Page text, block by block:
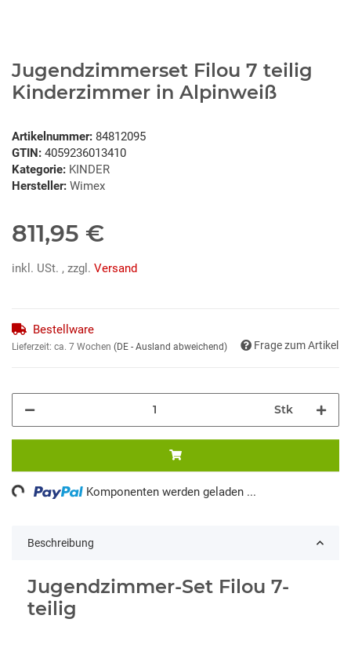
Jugendzimmerset Filou 7 teilig
Kinderzimmer in Alpinweiß
Artikelnummer: 84812095
GTIN: 4059236013410
Kategorie: KINDER
Hersteller: Wimex
811,95 €
inkl. USt. , zzgl. Versand
Bestellware
Lieferzeit: ca. 7 Wochen (DE - Ausland abweichend) Frage zum Artikel
Stk
Komponenten werden geladen ...
Beschreibung
Jugendzimmer-Set Filou 7-
teilig